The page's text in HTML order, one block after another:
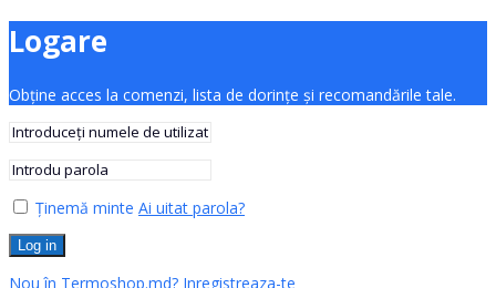
Logare
Obține acces la comenzi, lista de dorințe și recomandările tale.
Ținemă minte Ai uitat parola?
Log in
Nou în Termoshop.md? Inregistreaza-te